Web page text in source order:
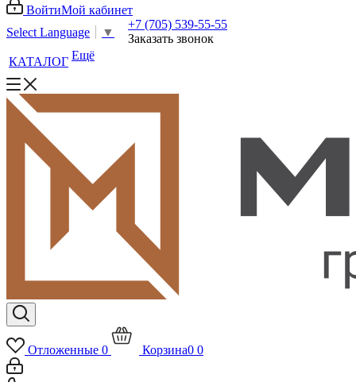
ВойтиМой кабинет
Select Language
▼
+7 (705) 539-55-55
Заказать звонок
КАТАЛОГ Ещё
Отложенные 0 Корзина0 0